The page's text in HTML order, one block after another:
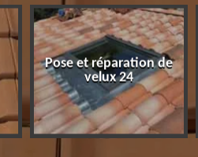
Pose et réparation de
velux 24